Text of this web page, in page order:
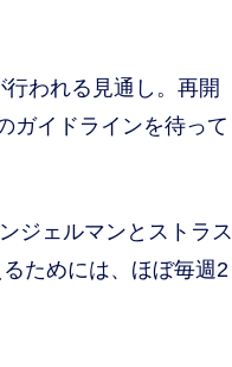
われる見通し。再開
ガイドラインを待って
ジェルマンとストラス
ためには、ほぼ毎週2